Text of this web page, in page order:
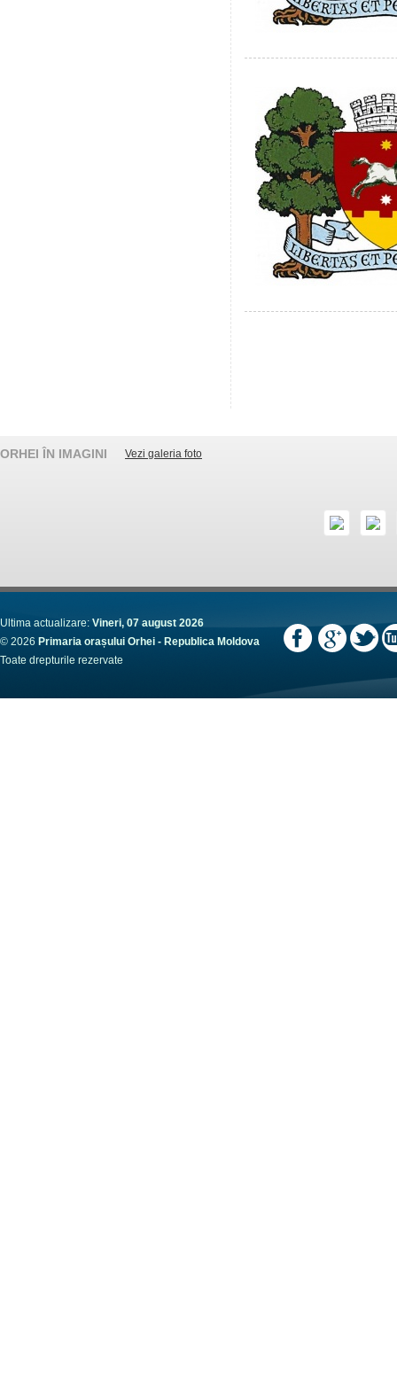
ORHEI ÎN IMAGINI Vezi galeria foto
Ultima actualizare: Vineri, 07 august 2026
© 2026 Primaria orașului Orhei - Republica Moldova
Toate drepturile rezervate